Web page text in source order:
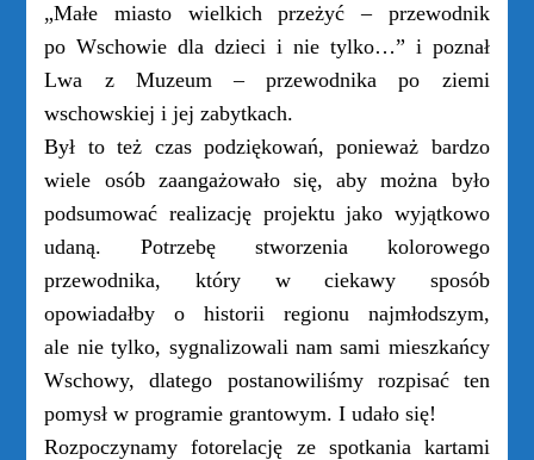
„Małe miasto wielkich przeżyć – przewodnik
po Wschowie dla dzieci i nie tylko…” i poznał
Lwa z Muzeum – przewodnika po ziemi
wschowskiej i jej zabytkach.
Był to też czas podziękowań, ponieważ bardzo
wiele osób zaangażowało się, aby można było
podsumować realizację projektu jako wyjątkowo
udaną. Potrzebę stworzenia kolorowego
przewodnika, który w ciekawy sposób
opowiadałby o historii regionu najmłodszym,
ale nie tylko, sygnalizowali nam sami mieszkańcy
Wschowy, dlatego postanowiliśmy rozpisać ten
pomysł w programie grantowym. I udało się!
Rozpoczynamy fotorelację ze spotkania kartami